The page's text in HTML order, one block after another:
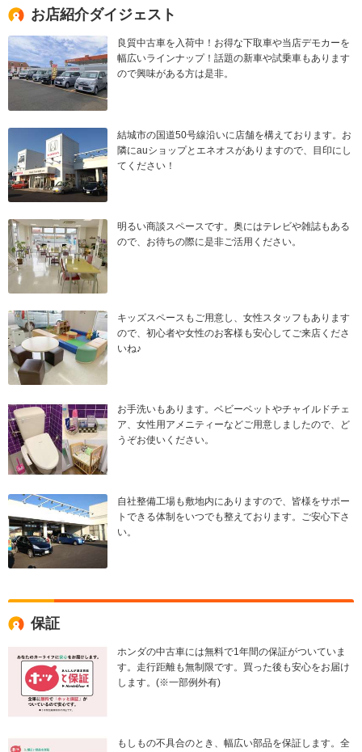
お店紹介ダイジェスト
良質中古車を入荷中！お得な下取車や当店デモカーを
幅広いラインナップ！話題の新車や試乗車もあります
ので興味がある方は是非。
結城市の国道50号線沿いに店舗を構えております。お
隣にauショップとエネオスがありますので、目印にし
てください！
明るい商談スペースです。奥にはテレビや雑誌もある
ので、お待ちの際に是非ご活用ください。
キッズスペースもご用意し、女性スタッフもあります
ので、初心者や女性のお客様も安心してご来店くださ
いね♪
お手洗いもあります。ベビーベットやチャイルドチェ
ア、女性用アメニティーなどご用意しましたので、ど
うぞお使いください。
自社整備工場も敷地内にありますので、皆様をサポー
トできる体制をいつでも整えております。ご安心下さ
い。
保証
ホンダの中古車には無料で1年間の保証がついていま
す。走行距離も無制限です。買った後も安心をお届け
します。(※一部例外有)
もしもの不具合のとき、幅広い部品を保証します。全